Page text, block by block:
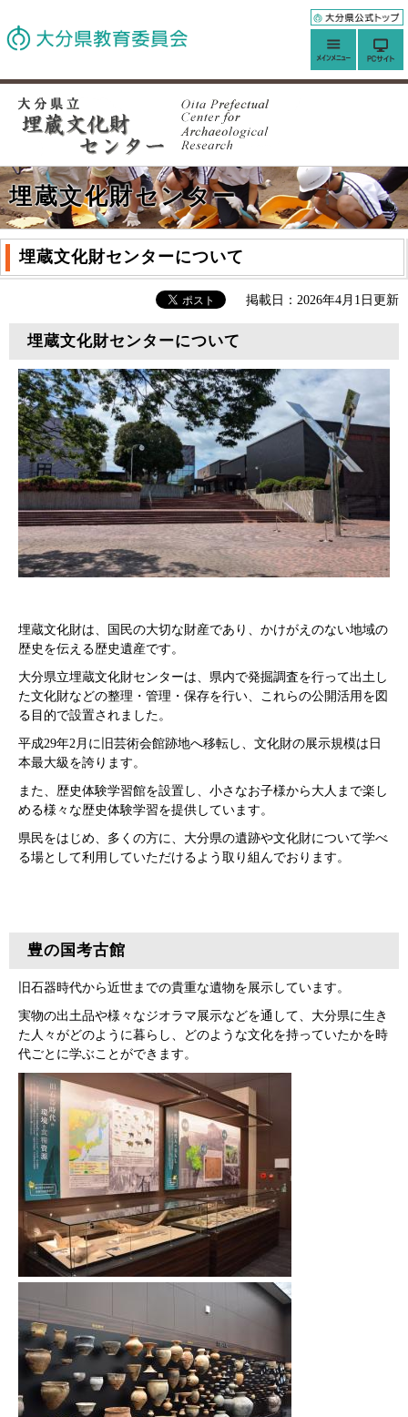
埋蔵文化財センター
埋蔵文化財センターについて
掲載日：2026年4月1日更新
埋蔵文化財センターについて
埋蔵文化財は、国民の大切な財産であり、かけがえのない地域の
歴史を伝える歴史遺産です。
大分県立埋蔵文化財センターは、県内で発掘調査を行って出土し
た文化財などの整理・管理・保存を行い、これらの公開活用を図
る目的で設置されました。
平成29年2月に旧芸術会館跡地へ移転し、文化財の展示規模は日
本最大級を誇ります。
また、歴史体験学習館を設置し、小さなお子様から大人まで楽し
める様々な歴史体験学習を提供しています。
県民をはじめ、多くの方に、大分県の遺跡や文化財について学べ
る場として利用していただけるよう取り組んでおります。
豊の国考古館
旧石器時代から近世までの貴重な遺物を展示しています。
実物の出土品や様々なジオラマ展示などを通して、大分県に生き
た人々がどのように暮らし、どのような文化を持っていたかを時
代ごとに学ぶことができます。